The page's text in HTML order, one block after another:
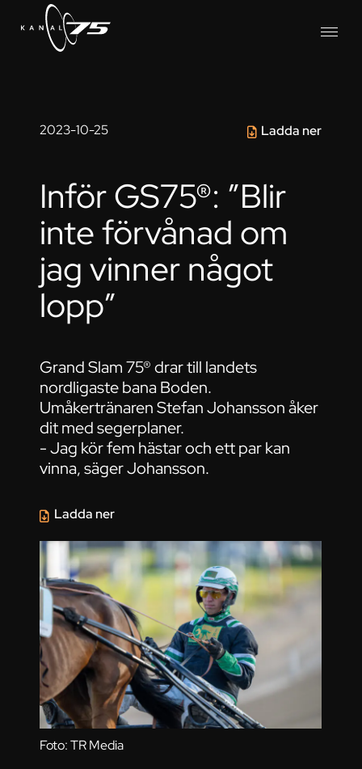
2023-10-25
Foto: TR Media
Ladda ner
Inför GS75®: ”Blir
inte förvånad om
jag vinner något
lopp”
Grand Slam 75® drar till landets
nordligaste bana Boden.
Umåkertränaren Stefan Johansson åker
dit med segerplaner.
- Jag kör fem hästar och ett par kan
vinna, säger Johansson.
Ladda ner